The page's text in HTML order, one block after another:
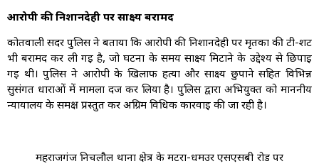
आरोपी की निशानदेही पर साक्ष्य बरामद
कोतवाली सदर पुलिस ने बताया कि आरोपी की निशानदेही पर मृतका की टी-शर्ट
भी बरामद कर ली गई है, जो घटना के समय साक्ष्य मिटाने के उद्देश्य से छिपाई
गई थी। पुलिस ने आरोपी के खिलाफ हत्या और साक्ष्य छुपाने सहित विभिन्न
सुसंगत धाराओं में मामला दर्ज कर लिया है। पुलिस द्वारा अभियुक्त को माननीय
न्यायालय के समक्ष प्रस्तुत कर अग्रिम विधिक कार्रवाई की जा रही है।
महराजगंज निचलौल थाना क्षेत्र के मटरा-धमउर एसएसबी रोड पर